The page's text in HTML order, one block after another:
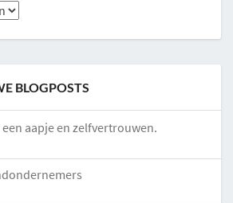
BLOGPOSTS
een aapje en zelfvertrouwen.